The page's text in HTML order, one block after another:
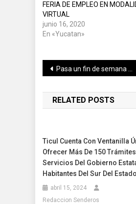
FERIA DE EMPLEO EN
VIRTUAL
junio 16, 2020
En «Yucatan»
Navegación
de
entradas
Pasa un fin de semana con un wampiro, éxitos musicales y visita una tierra sagrada ǀ Yucatán Presenta la cartelera del 19 al 21 de marzo
RELATED POSTS
Ticul Cuenta Con Ventanilla
Ofrecer Más De 150
Servicios Del Gobierno
Habitantes Del Sur Del Estado
abril 15, 2024
Redaccion Senderos